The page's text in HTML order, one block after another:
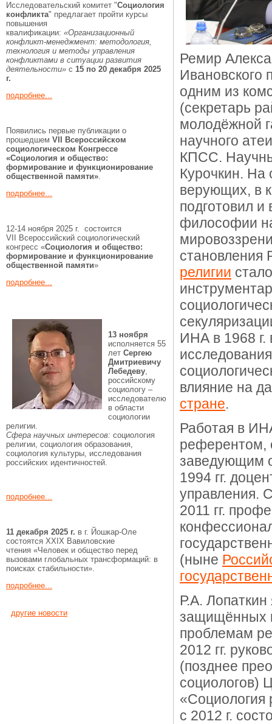
Исследовательский комитет "Социология
конфликта" предлагает пройти курсы
повышения
квалификации: «Организационный
конфликт-менеджмент: методология,
технология и методы управления
конфликтами в ситуации развития
деятельности» с 15 по 20 декабря 2025
г.
подробнее...
Появились первые публикации о
прошедшем VII Всероссийском
социологическом Конгрессе
«Социология и общество:
формирование и функционирование
общественной памяти».
подробнее...
12-14 ноября 2025 г. состоится
VII Всероссийский социологический
конгресс «Социология и общество:
формирование и функционирование
общественной памяти»
подробнее...
13 ноября
исполняется 55
лет Сергею
Дмитриевичу
Лебедеву,
российскому
социологу –
исследователю
в области
социологии
религии.
Сфера научных интересов: социология
религии, социология образования,
социология культуры, исследования
российских идентичностей.
подробнее...
11 декабря 2025 г. в г. Йошкар-Оле
состоятся XXIX Вавиловские
чтения «Человек и общество перед
вызовами глобальных трансформаций: в
поисках стабильности».
подробнее...
другие новости
Ремир
Ивановского
одним из
(секретарь
молодёжной
научного
КПСС.
Курочкин. На
верующих, в
подготовил
философии
становления
религии
ИНА в 1968 г.
влияние на
стране.
Работая в
референтом,
заведующим
1994 гг.
управления.
2011 гг.
(ныне
Р.А.
защищённых
проблемам
2012 гг.
(позднее
социологов)
«Социология
с 2012 г.